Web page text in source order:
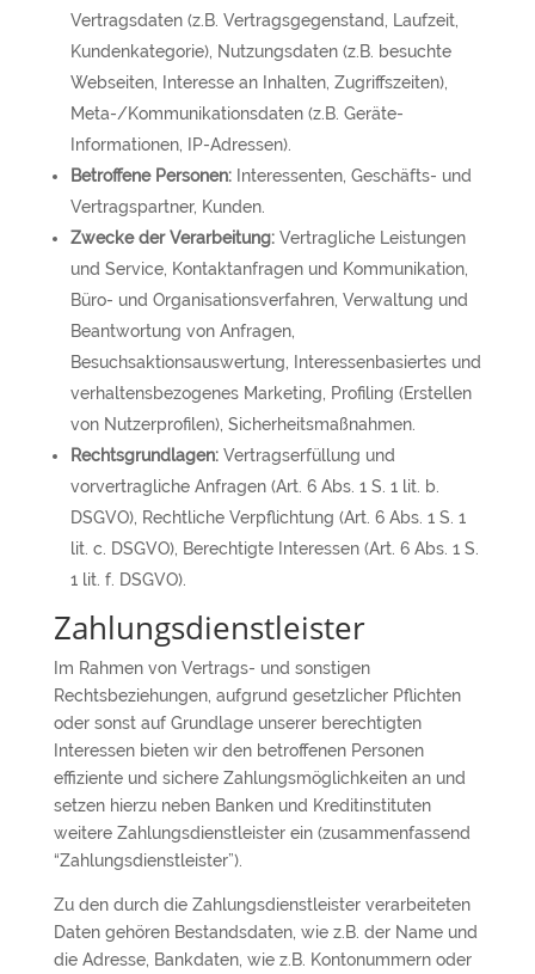
Vertragsdaten (z.B. Vertragsgegenstand, Laufzeit,
Kundenkategorie), Nutzungsdaten (z.B. besuchte
Webseiten, Interesse an Inhalten, Zugriffszeiten),
Meta-/Kommunikationsdaten (z.B. Geräte-
Informationen, IP-Adressen).
Betroffene Personen:Interessenten, Geschäfts- und
Vertragspartner, Kunden.
Zwecke der Verarbeitung:Vertragliche Leistungen
und Service, Kontaktanfragen und Kommunikation,
Büro- und Organisationsverfahren, Verwaltung und
Beantwortung von Anfragen,
Besuchsaktionsauswertung, Interessenbasiertes und
verhaltensbezogenes Marketing, Profiling (Erstellen
von Nutzerprofilen), Sicherheitsmaßnahmen.
Rechtsgrundlagen:Vertragserfüllung und
vorvertragliche Anfragen (Art. 6 Abs. 1 S. 1 lit. b.
DSGVO), Rechtliche Verpflichtung (Art. 6 Abs. 1 S. 1
lit. c. DSGVO), Berechtigte Interessen (Art. 6 Abs. 1 S.
1 lit. f. DSGVO).
Zahlungsdienstleister
Im Rahmen von Vertrags- und sonstigen
Rechtsbeziehungen, aufgrund gesetzlicher Pflichten
oder sonst auf Grundlage unserer berechtigten
Interessen bieten wir den betroffenen Personen
effiziente und sichere Zahlungsmöglichkeiten an und
setzen hierzu neben Banken und Kreditinstituten
weitere Zahlungsdienstleister ein (zusammenfassend
“Zahlungsdienstleister”).
Zu den durch die Zahlungsdienstleister verarbeiteten
Daten gehören Bestandsdaten, wie z.B. der Name und
die Adresse, Bankdaten, wie z.B. Kontonummern oder